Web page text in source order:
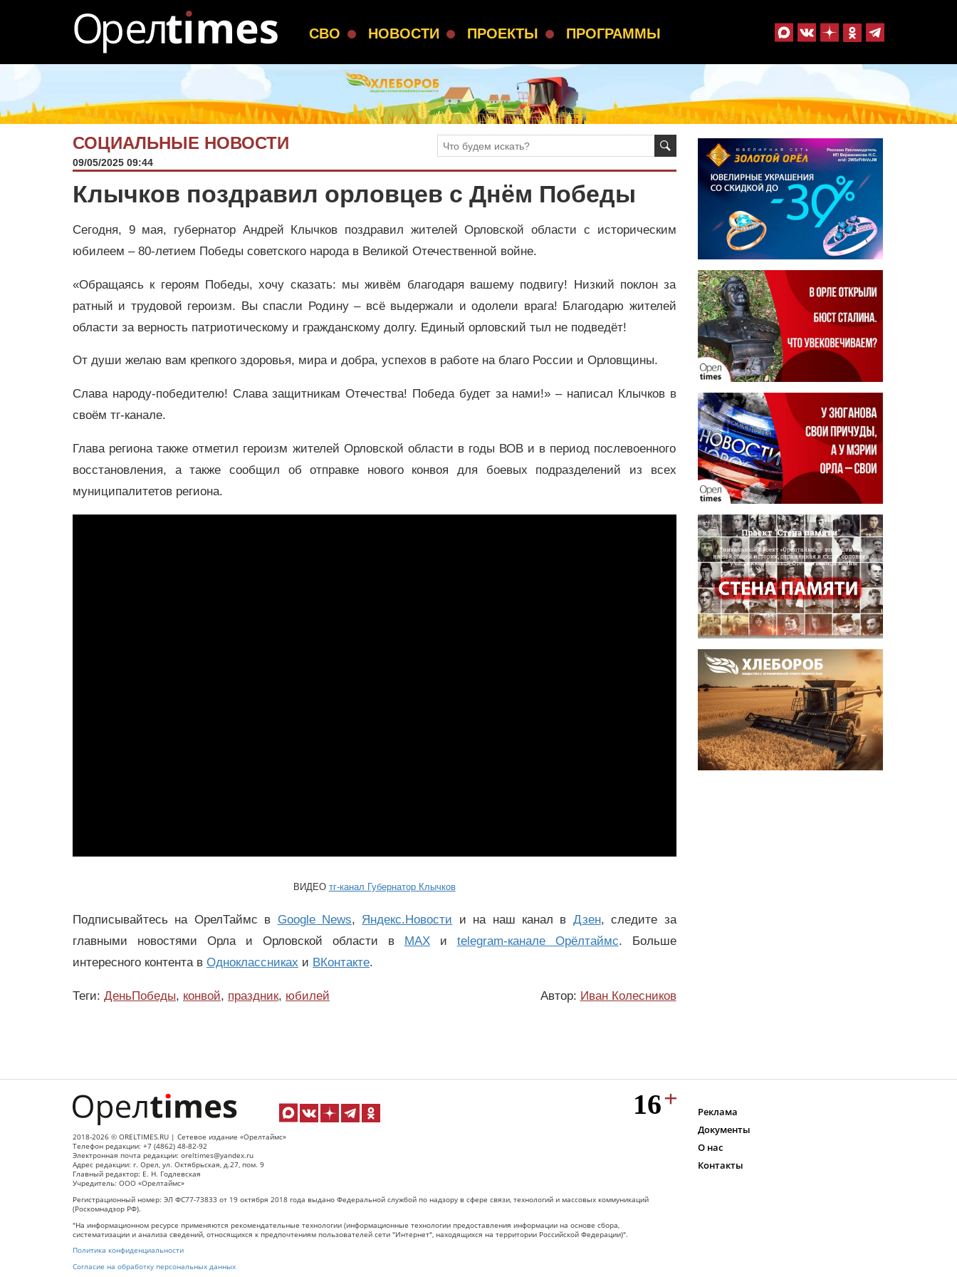
СВО НОВОСТИ ПРОЕКТЫ ПРОГРАММЫ
СОЦИАЛЬНЫЕ НОВОСТИ
09/05/2025 09:44
Клычков поздравил орловцев с Днём Победы
Сегодня, 9 мая, губернатор Андрей Клычков поздравил жителей Орловской области с историческим
юбилеем – 80-летием Победы советского народа в Великой Отечественной войне.
«Обращаясь к героям Победы, хочу сказать: мы живём благодаря вашему подвигу! Низкий поклон за
ратный и трудовой героизм. Вы спасли Родину – всё выдержали и одолели врага! Благодарю жителей
области за верность патриотическому и гражданскому долгу. Единый орловский тыл не подведёт!
От души желаю вам крепкого здоровья, мира и добра, успехов в работе на благо России и Орловщины.
Слава народу-победителю! Слава защитникам Отечества! Победа будет за нами!» – написал Клычков в
своём тг-канале.
Глава региона также отметил героизм жителей Орловской области в годы ВОВ и в период послевоенного
восстановления, а также сообщил об отправке нового конвоя для боевых подразделений из всех
муниципалитетов региона.
ВИДЕО тг-канал Губернатор Клычков
Подписывайтесь на ОрелТаймс в Google News, Яндекс.Новости и на наш канал в Дзен, следите за
главными новостями Орла и Орловской области в
MAXи telegram-канале Орёлтаймс. Больше
интересного контента в Одноклассниках и ВКонтакте.
Теги: ДеньПобеды, конвой, праздник, юбилей Автор: Иван Колесников
2018-2026 © ORELTIMES.RU | Сетевое издание «Орелтаймс»
Телефон редакции: +7 (4862) 48-82-92
Электронная почта редакции: oreltimes@yandex.ru
Адрес редакции: г. Орел, ул. Октябрьская, д.27, пом. 9
Главный редактор: Е. Н. Годлевская
Учредитель: ООО «Орелтаймс»
Регистрационный номер: ЭЛ ФС77-73833 от 19 октября 2018 года выдано Федеральной службой по надзору в сфере связи, технологий и массовых коммуникаций
(Роскомнадзор РФ).
"На информационном ресурсе применяются рекомендательные технологии (информационные технологии предоставления информации на основе сбора,
систематизации и анализа сведений, относящихся к предпочтениям пользователей сети "Интернет", находящихся на территории Российской Федерации)".
Политика конфиденциальности
Согласие на обработку персональных данных
Реклама
Документы
О нас
Контакты